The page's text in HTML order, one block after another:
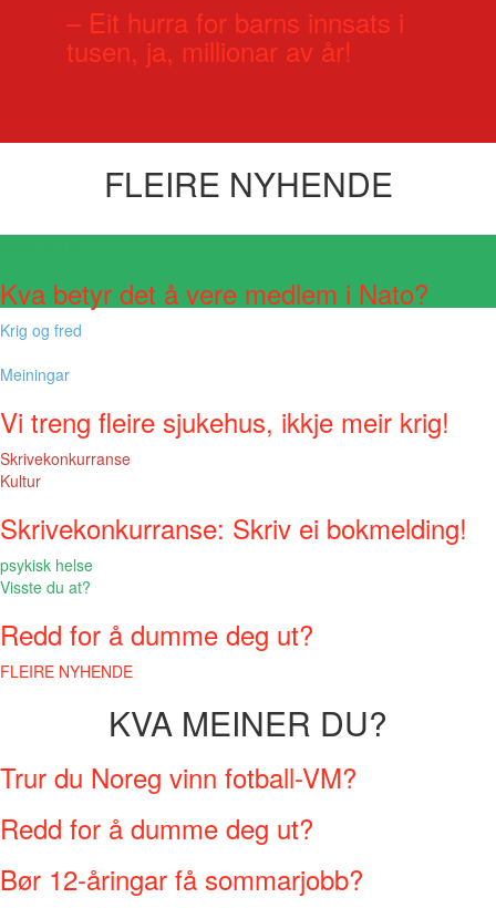
– Eit hurra for barns innsats i
tusen, ja, millionar av år!
FLEIRE NYHENDE
Kva betyr det å vere medlem i Nato?
Krig og fred
Meiningar
Vi treng fleire sjukehus, ikkje meir krig!
Skrivekonkurranse
Kultur
Skrivekonkurranse: Skriv ei bokmelding!
psykisk helse
Visste du at?
Redd for å dumme deg ut?
FLEIRE NYHENDE
KVA MEINER DU?
Trur du Noreg vinn fotball-VM?
Redd for å dumme deg ut?
Bør 12-åringar få sommarjobb?